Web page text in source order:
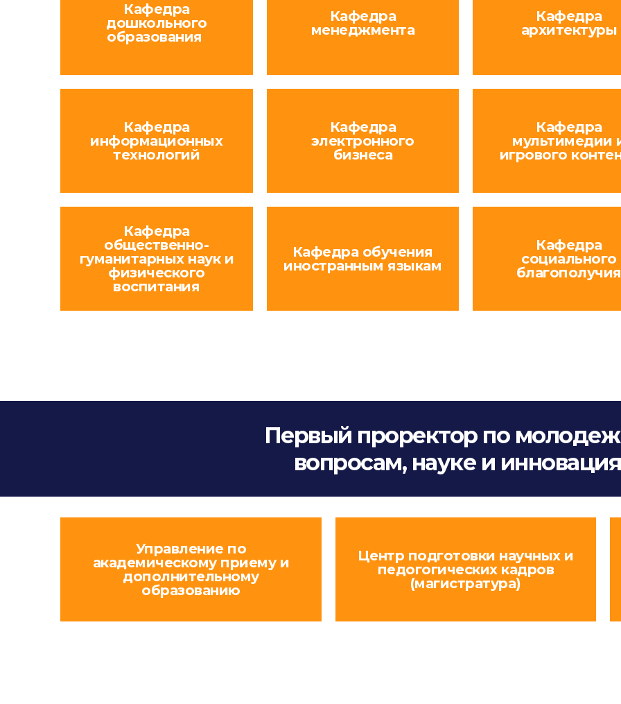
Кафедра
дошкольного
образования
Кафедра
менеджмента
Кафедра
архитектуры
Кафедра
информационных
технологий
Кафедра
электронного
бизнеса
Кафедра
мультимедии
игрового
Кафедра
общественно-
гуманитарных наук и
физического
воспитания
Кафедра обучения
иностранным языкам
Кафедра
социального
благополучия
Первый проректор по
вопросам, науке и
Управление по
академическому приему и
дополнительному
образованию
Центр подготовки научных и
педогогических кадров
(магистратура)